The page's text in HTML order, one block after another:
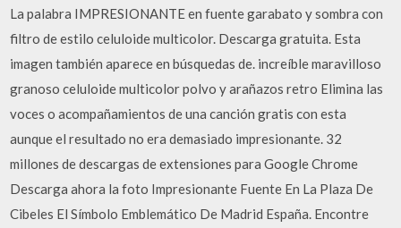
La palabra IMPRESIONANTE en fuente garabato y sombra con
filtro de estilo celuloide multicolor. Descarga gratuita. Esta
imagen también aparece en búsquedas de. increíble maravilloso
granoso celuloide multicolor polvo y arañazos retro Elimina las
voces o acompañamientos de una canción gratis con esta
aunque el resultado no era demasiado impresionante. 32
millones de descargas de extensiones para Google Chrome
Descarga ahora la foto Impresionante Fuente En La Plaza De
Cibeles El Símbolo Emblemático De Madrid España. Encontre